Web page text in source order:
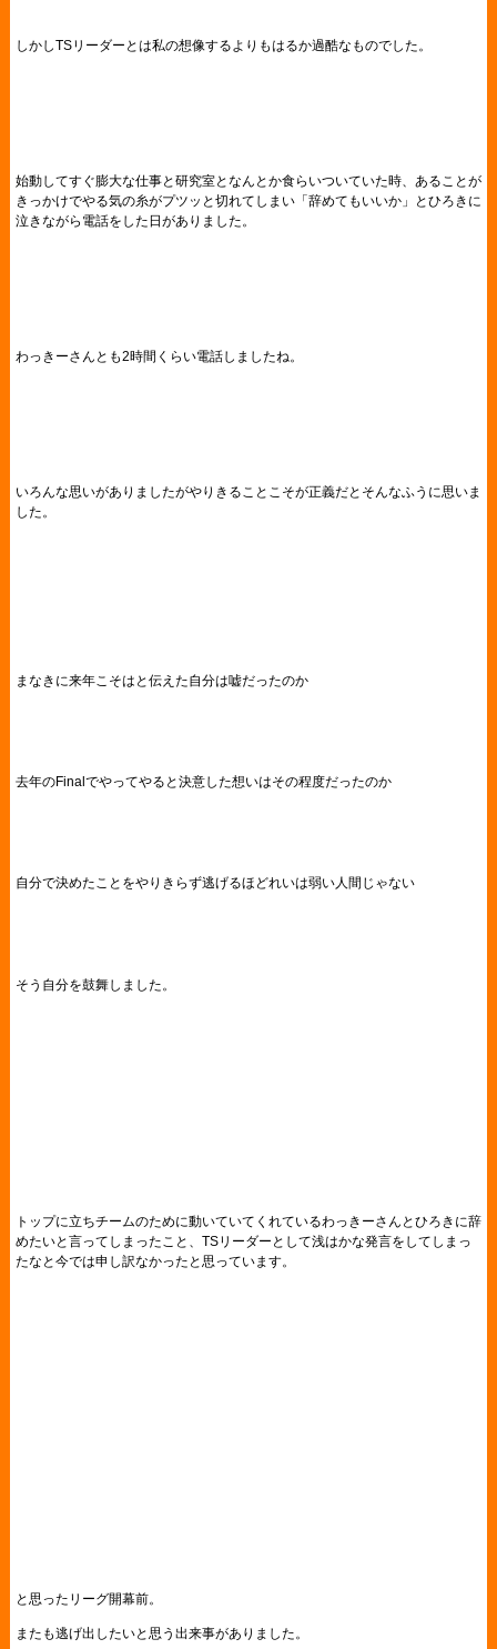
しかしTSリーダーとは私の想像するよりもはるか過酷なものでした。
始動してすぐ膨大な仕事と研究室となんとか食らいついていた時、あることが
きっかけでやる気の糸がプツッと切れてしまい「辞めてもいいか」とひろきに
泣きながら電話をした日がありました。
わっきーさんとも2時間くらい電話しましたね。
いろんな思いがありましたがやりきることこそが正義だとそんなふうに思いま
した。
まなきに来年こそはと伝えた自分は嘘だったのか
去年のFinalでやってやると決意した想いはその程度だったのか
自分で決めたことをやりきらず逃げるほどれいは弱い人間じゃない
そう自分を鼓舞しました。
トップに立ちチームのために動いていてくれているわっきーさんとひろきに辞
めたいと言ってしまったこと、TSリーダーとして浅はかな発言をしてしまっ
たなと今では申し訳なかったと思っています。
と思ったリーグ開幕前。
またも逃げ出したいと思う出来事がありました。